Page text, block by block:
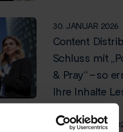
30. JANUAR 2026
Content
Schluss mit
& Pray“ – so
Ihre Inhalte
13. NOVEMBER